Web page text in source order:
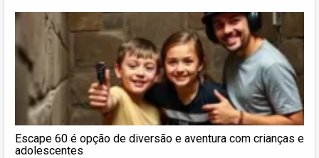
Escape 60 é opção de diversão e aventura com crianças e
adolescentes